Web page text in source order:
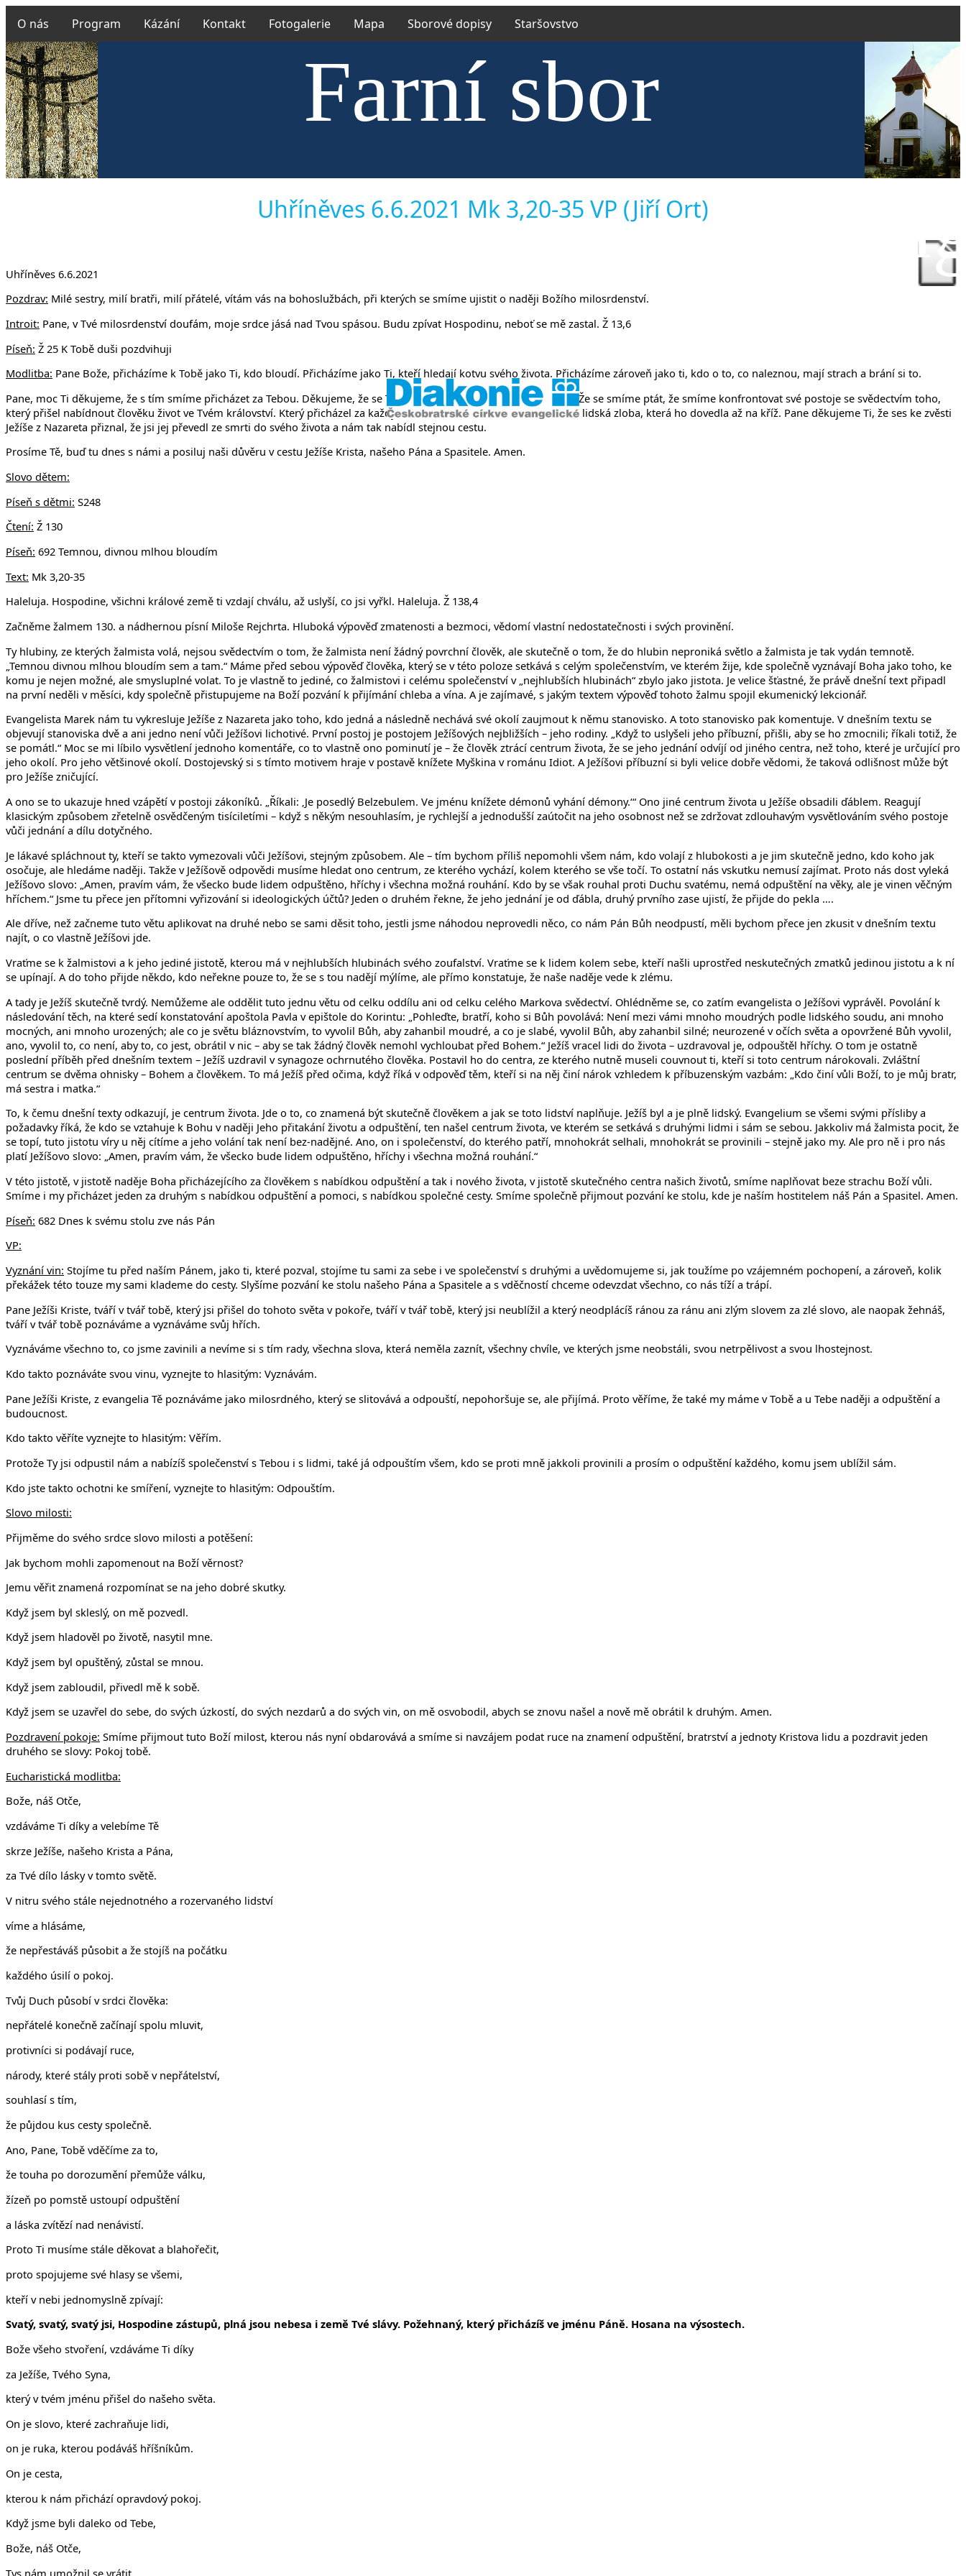
O nás Program Kázání Kontakt Fotogalerie Mapa Sborové dopisy Staršovstvo
Farní sbor
Českobratrské církve
v Uhříněvsi a Říčanech
Uhříněves 6.6.2021 Mk 3,20-35 VP (Jiří Ort)
Uhříněves 6.6.2021
Pozdrav: Milé sestry, milí bratři, milí přátelé, vítám vás na bohoslužbách, při kterých se smíme ujistit o naději Božího milosrdenství.
Introit: Pane, v Tvé milosrdenství doufám, moje srdce jásá nad Tvou spásou. Budu zpívat Hospodinu, neboť se mě zastal. Ž 13,6
Píseň: Ž 25 K Tobě duši pozdvihuji
Modlitba: Pane Bože, přicházíme k Tobě jako Ti, kdo bloudí. Přicházíme jako Ti, kteří hledají kotvu svého života. Přicházíme zároveň jako ti, kdo o to, co naleznou, mají strach a brání si to.
Pane, moc Ti děkujeme, že s tím smíme přicházet za Tebou. Děkujeme, že se Ti smíme otevřít, že se Ti smíme svěřit. Že se smíme ptát, že smíme konfrontovat své postoje se svědectvím toho,
který přišel nabídnout člověku život ve Tvém království. Který přicházel za každým člověkem. Jehož zvěst nezničila ani lidská zloba, která ho dovedla až na kříž. Pane děkujeme Ti, že ses ke zvěsti
Ježíše z Nazareta přiznal, že jsi jej převedl ze smrti do svého života a nám tak nabídl stejnou cestu.
Prosíme Tě, buď tu dnes s námi a posiluj naši důvěru v cestu Ježíše Krista, našeho Pána a Spasitele. Amen.
Slovo dětem:
Píseň s dětmi: S248
Čtení: Ž 130
Píseň: 692 Temnou, divnou mlhou bloudím
Text: Mk 3,20-35
Haleluja. Hospodine, všichni králové země ti vzdají chválu, až uslyší, co jsi vyřkl. Haleluja. Ž 138,4
Začněme žalmem 130. a nádhernou písní Miloše Rejchrta. Hluboká výpověď zmatenosti a bezmoci, vědomí vlastní nedostatečnosti i svých provinění.
Ty hlubiny, ze kterých žalmista volá, nejsou svědectvím o tom, že žalmista není žádný povrchní člověk, ale skutečně o tom, že do hlubin neproniká světlo a žalmista je tak vydán temnotě.
„Temnou divnou mlhou bloudím sem a tam.“ Máme před sebou výpověď člověka, který se v této poloze setkává s celým společenstvím, ve kterém žije, kde společně vyznávají Boha jako toho, ke
komu je nejen možné, ale smysluplné volat. To je vlastně to jediné, co žalmistovi i celému společenství v „nejhlubších hlubinách“ zbylo jako jistota. Je velice šťastné, že právě dnešní text připadl
na první neděli v měsíci, kdy společně přistupujeme na Boží pozvání k přijímání chleba a vína. A je zajímavé, s jakým textem výpověď tohoto žalmu spojil ekumenický lekcionář.
Evangelista Marek nám tu vykresluje Ježíše z Nazareta jako toho, kdo jedná a následně nechává své okolí zaujmout k němu stanovisko. A toto stanovisko pak komentuje. V dnešním textu se
objevují stanoviska dvě a ani jedno není vůči Ježíšovi lichotivé. První postoj je postojem Ježíšových nejbližších – jeho rodiny. „Když to uslyšeli jeho příbuzní, přišli, aby se ho zmocnili; říkali totiž, že
se pomátl.“ Moc se mi líbilo vysvětlení jednoho komentáře, co to vlastně ono pominutí je – že člověk ztrácí centrum života, že se jeho jednání odvíjí od jiného centra, než toho, které je určující pro
jeho okolí. Pro jeho většinové okolí. Dostojevský si s tímto motivem hraje v postavě knížete Myškina v románu Idiot. A Ježíšovi příbuzní si byli velice dobře vědomi, že taková odlišnost může být
pro Ježíše zničující.
A ono se to ukazuje hned vzápětí v postoji zákoníků. „Říkali: ‚Je posedlý Belzebulem. Ve jménu knížete démonů vyhání démony.‘“ Ono jiné centrum života u Ježíše obsadili ďáblem. Reagují
klasickým způsobem zřetelně osvědčeným tisíciletími – když s někým nesouhlasím, je rychlejší a jednodušší zaútočit na jeho osobnost než se zdržovat zdlouhavým vysvětlováním svého postoje
vůči jednání a dílu dotyčného.
Je lákavé spláchnout ty, kteří se takto vymezovali vůči Ježíšovi, stejným způsobem. Ale – tím bychom příliš nepomohli všem nám, kdo volají z hlubokosti a je jim skutečně jedno, kdo koho jak
osočuje, ale hledáme naději. Takže v Ježíšově odpovědi musíme hledat ono centrum, ze kterého vychází, kolem kterého se vše točí. To ostatní nás vskutku nemusí zajímat. Proto nás dost vyleká
Ježíšovo slovo: „Amen, pravím vám, že všecko bude lidem odpuštěno, hříchy i všechna možná rouhání. Kdo by se však rouhal proti Duchu svatému, nemá odpuštění na věky, ale je vinen věčným
hříchem.“ Jsme tu přece jen přítomni vyřizování si ideologických účtů? Jeden o druhém řekne, že jeho jednání je od ďábla, druhý prvního zase ujistí, že přijde do pekla ….
Ale dříve, než začneme tuto větu aplikovat na druhé nebo se sami děsit toho, jestli jsme náhodou neprovedli něco, co nám Pán Bůh neodpustí, měli bychom přece jen zkusit v dnešním textu
najít, o co vlastně Ježíšovi jde.
Vraťme se k žalmistovi a k jeho jediné jistotě, kterou má v nejhlubších hlubinách svého zoufalství. Vraťme se k lidem kolem sebe, kteří našli uprostřed neskutečných zmatků jedinou jistotu a k ní
se upínají. A do toho přijde někdo, kdo neřekne pouze to, že se s tou nadějí mýlíme, ale přímo konstatuje, že naše naděje vede k zlému.
A tady je Ježíš skutečně tvrdý. Nemůžeme ale oddělit tuto jednu větu od celku oddílu ani od celku celého Markova svědectví. Ohlédněme se, co zatím evangelista o Ježíšovi vyprávěl. Povolání k
následování těch, na které sedí konstatování apoštola Pavla v epištole do Korintu: „Pohleďte, bratří, koho si Bůh povolává: Není mezi vámi mnoho moudrých podle lidského soudu, ani mnoho
mocných, ani mnoho urozených; ale co je světu bláznovstvím, to vyvolil Bůh, aby zahanbil moudré, a co je slabé, vyvolil Bůh, aby zahanbil silné; neurozené v očích světa a opovržené Bůh vyvolil,
ano, vyvolil to, co není, aby to, co jest, obrátil v nic – aby se tak žádný člověk nemohl vychloubat před Bohem.“ Ježíš vracel lidi do života – uzdravoval je, odpouštěl hříchy. O tom je ostatně
poslední příběh před dnešním textem – Ježíš uzdravil v synagoze ochrnutého člověka. Postavil ho do centra, ze kterého nutně museli couvnout ti, kteří si toto centrum nárokovali. Zvláštní
centrum se dvěma ohnisky – Bohem a člověkem. To má Ježíš před očima, když říká v odpověď těm, kteří si na něj činí nárok vzhledem k příbuzenským vazbám: „Kdo činí vůli Boží, to je můj bratr,
má sestra i matka.“
To, k čemu dnešní texty odkazují, je centrum života. Jde o to, co znamená být skutečně člověkem a jak se toto lidství naplňuje. Ježíš byl a je plně lidský. Evangelium se všemi svými přísliby a
požadavky říká, že kdo se vztahuje k Bohu v naději Jeho přitakání životu a odpuštění, ten našel centrum života, ve kterém se setkává s druhými lidmi i sám se sebou. Jakkoliv má žalmista pocit, že
se topí, tuto jistotu víry u něj cítíme a jeho volání tak není bez-nadějné. Ano, on i společenství, do kterého patří, mnohokrát selhali, mnohokrát se provinili – stejně jako my. Ale pro ně i pro nás
platí Ježíšovo slovo: „Amen, pravím vám, že všecko bude lidem odpuštěno, hříchy i všechna možná rouhání.“
V této jistotě, v jistotě naděje Boha přicházejícího za člověkem s nabídkou odpuštění a tak i nového života, v jistotě skutečného centra našich životů, smíme naplňovat beze strachu Boží vůli.
Smíme i my přicházet jeden za druhým s nabídkou odpuštění a pomoci, s nabídkou společné cesty. Smíme společně přijmout pozvání ke stolu, kde je naším hostitelem náš Pán a Spasitel. Amen.
Píseň: 682 Dnes k svému stolu zve nás Pán
VP:
Vyznání vin: Stojíme tu před naším Pánem, jako ti, které pozval, stojíme tu sami za sebe i ve společenství s druhými a uvědomujeme si, jak toužíme po vzájemném pochopení, a zároveň, kolik
překážek této touze my sami klademe do cesty. Slyšíme pozvání ke stolu našeho Pána a Spasitele a s vděčností chceme odevzdat všechno, co nás tíží a trápí.
Pane Ježíši Kriste, tváří v tvář tobě, který jsi přišel do tohoto světa v pokoře, tváří v tvář tobě, který jsi neublížil a který neodplácíš ránou za ránu ani zlým slovem za zlé slovo, ale naopak žehnáš,
tváří v tvář tobě poznáváme a vyznáváme svůj hřích.
Vyznáváme všechno to, co jsme zavinili a nevíme si s tím rady, všechna slova, která neměla zaznít, všechny chvíle, ve kterých jsme neobstáli, svou netrpělivost a svou lhostejnost.
Kdo takto poznáváte svou vinu, vyznejte to hlasitým: Vyznávám.
Pane Ježíši Kriste, z evangelia Tě poznáváme jako milosrdného, který se slitovává a odpouští, nepohoršuje se, ale přijímá. Proto věříme, že také my máme v Tobě a u Tebe naději a odpuštění a
budoucnost.
Kdo takto věříte vyznejte to hlasitým: Věřím.
Protože Ty jsi odpustil nám a nabízíš společenství s Tebou i s lidmi, také já odpouštím všem, kdo se proti mně jakkoli provinili a prosím o odpuštění každého, komu jsem ublížil sám.
Kdo jste takto ochotni ke smíření, vyznejte to hlasitým: Odpouštím.
Slovo milosti:
Přijměme do svého srdce slovo milosti a potěšení:
Jak bychom mohli zapomenout na Boží věrnost?
Jemu věřit znamená rozpomínat se na jeho dobré skutky.
Když jsem byl skleslý, on mě pozvedl.
Když jsem hladověl po životě, nasytil mne.
Když jsem byl opuštěný, zůstal se mnou.
Když jsem zabloudil, přivedl mě k sobě.
Když jsem se uzavřel do sebe, do svých úzkostí, do svých nezdarů a do svých vin, on mě osvobodil, abych se znovu našel a nově mě obrátil k druhým. Amen.
Pozdravení pokoje: Smíme přijmout tuto Boží milost, kterou nás nyní obdarovává a smíme si navzájem podat ruce na znamení odpuštění, bratrství a jednoty Kristova lidu a pozdravit jeden
druhého se slovy: Pokoj tobě.
Eucharistická modlitba:
Bože, náš Otče,
vzdáváme Ti díky a velebíme Tě
skrze Ježíše, našeho Krista a Pána,
za Tvé dílo lásky v tomto světě.
V nitru svého stále nejednotného a rozervaného lidství
víme a hlásáme,
že nepřestáváš působit a že stojíš na počátku
každého úsilí o pokoj.
Tvůj Duch působí v srdci člověka:
nepřátelé konečně začínají spolu mluvit,
protivníci si podávají ruce,
národy, které stály proti sobě v nepřátelství,
souhlasí s tím,
že půjdou kus cesty společně.
Ano, Pane, Tobě vděčíme za to,
že touha po dorozumění přemůže válku,
žízeň po pomstě ustoupí odpuštění
a láska zvítězí nad nenávistí.
Proto Ti musíme stále děkovat a blahořečit,
proto spojujeme své hlasy se všemi,
kteří v nebi jednomyslně zpívají:
Svatý, svatý, svatý jsi, Hospodine zástupů, plná jsou nebesa i země Tvé slávy. Požehnaný, který přicházíš ve jménu Páně. Hosana na výsostech.
Bože všeho stvoření, vzdáváme Ti díky
za Ježíše, Tvého Syna,
který v tvém jménu přišel do našeho světa.
On je slovo, které zachraňuje lidi,
on je ruka, kterou podáváš hříšníkům.
On je cesta,
kterou k nám přichází opravdový pokoj.
Když jsme byli daleko od Tebe,
Bože, náš Otče,
Tys nám umožnil se vrátit.